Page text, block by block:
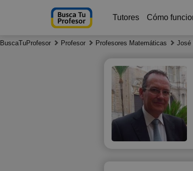
Tutores Cómo
BuscaTuProfesor Profesor Profesores Matemáticas José